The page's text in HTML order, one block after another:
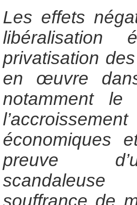
Les effets
libéralisation
privatisation
en œuvre
notamment le
économiques
preuve
souffrance de